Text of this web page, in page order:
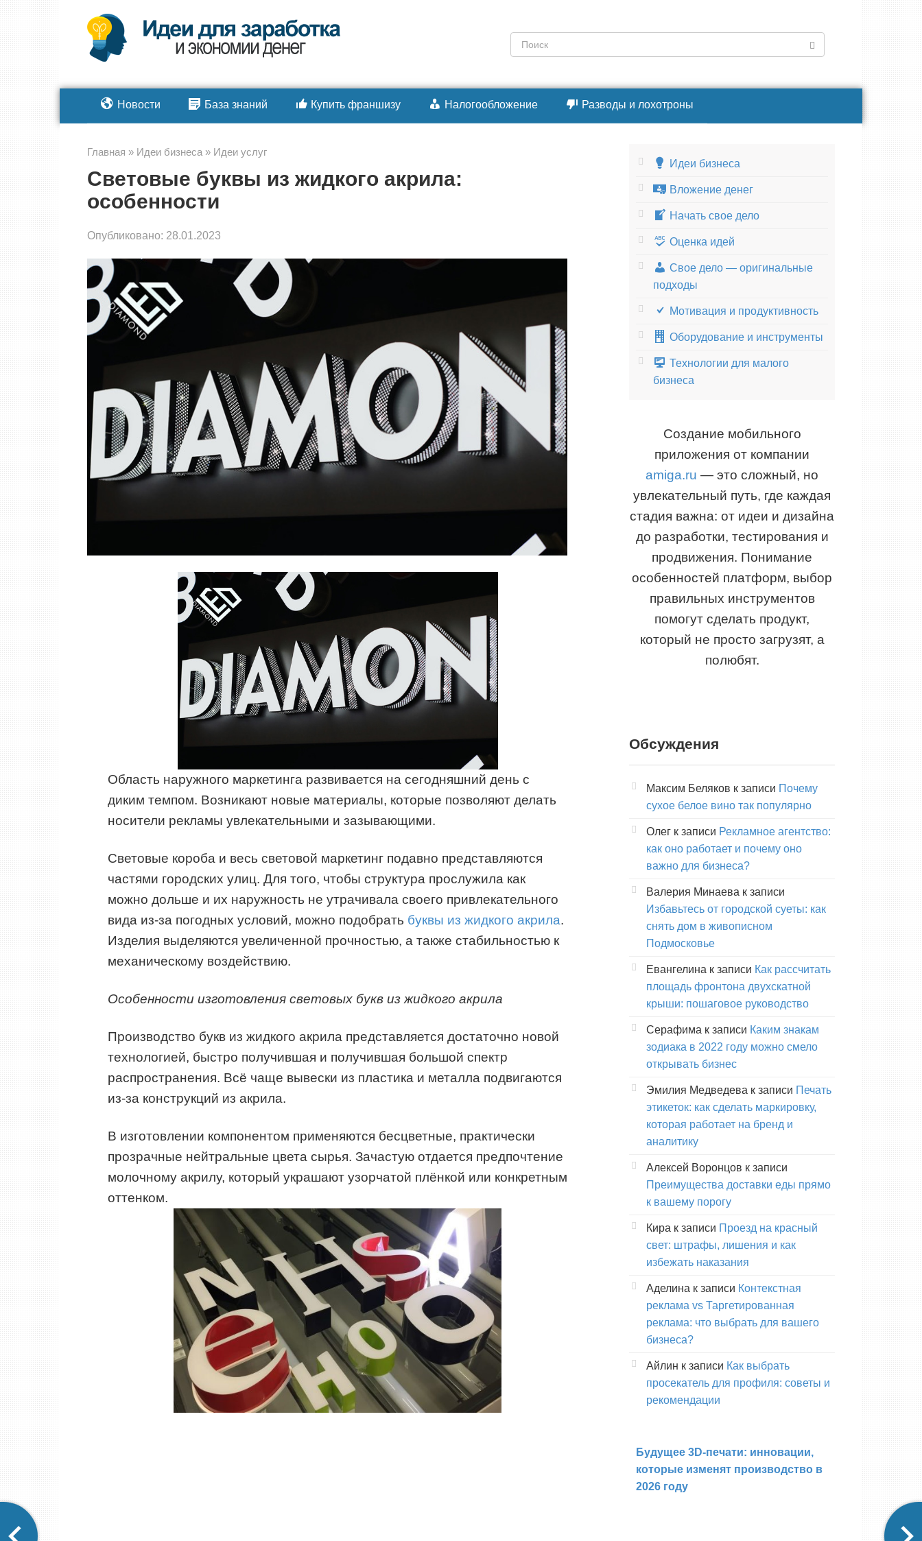
Поиск:
Новости База знаний Купить франшизу Налогообложение Разводы и лохотроны
Главная » Идеи бизнеса » Идеи услуг
Световые буквы из жидкого акрила:
особенности
Опубликовано: 28.01.2023
Область наружного маркетинга развивается на сегодняшний день с
диким темпом. Возникают новые материалы, которые позволяют делать
носители рекламы увлекательными и зазывающими.
Световые короба и весь световой маркетинг подавно представляются
частями городских улиц. Для того, чтобы структура прослужила как
можно дольше и их наружность не утрачивала своего привлекательного
вида из-за погодных условий, можно подобрать буквы из жидкого акрила.
Изделия выделяются увеличенной прочностью, а также стабильностью к
механическому воздействию.
Особенности изготовления световых букв из жидкого акрила
Производство букв из жидкого акрила представляется достаточно новой
технологией, быстро получившая и получившая большой спектр
распространения. Всё чаще вывески из пластика и металла подвигаются
из-за конструкций из акрила.
В изготовлении компонентом применяются бесцветные, практически
прозрачные нейтральные цвета сырья. Зачастую отдается предпочтение
молочному акрилу, который украшают узорчатой плёнкой или конкретным
оттенком.
Идеи бизнеса
Вложение денег
Начать свое дело
Оценка идей
Свое дело — оригинальные
подходы
Мотивация и продуктивность
Оборудование и инструменты
Технологии для малого
бизнеса
Создание мобильного
приложения от компании
amiga.ru — это сложный, но
увлекательный путь, где каждая
стадия важна: от идеи и дизайна
до разработки, тестирования и
продвижения. Понимание
особенностей платформ, выбор
правильных инструментов
помогут сделать продукт,
который не просто загрузят, а
полюбят.
Обсуждения
Максим Беляков к записи Почему
сухое белое вино так популярно
Олег к записи Рекламное агентство:
как оно работает и почему оно
важно для бизнеса?
Валерия Минаева к записи
Избавьтесь от городской суеты: как
снять дом в живописном
Подмосковье
Евангелина к записи Как рассчитать
площадь фронтона двухскатной
крыши: пошаговое руководство
Серафима к записи Каким знакам
зодиака в 2022 году можно смело
открывать бизнес
Эмилия Медведева к записи Печать
этикеток: как сделать маркировку,
которая работает на бренд и
аналитику
Алексей Воронцов к записи
Преимущества доставки еды прямо
к вашему порогу
Кира к записи Проезд на красный
свет: штрафы, лишения и как
избежать наказания
Аделина к записи Контекстная
реклама vs Таргетированная
реклама: что выбрать для вашего
бизнеса?
Айлин к записи Как выбрать
просекатель для профиля: советы и
рекомендации
Будущее 3D-печати: инновации,
которые изменят производство в
2026 году